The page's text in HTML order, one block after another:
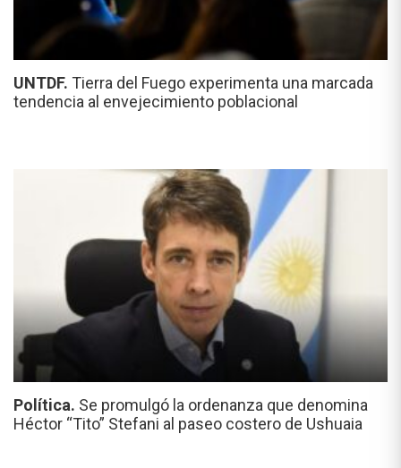
UNTDF. Tierra del Fuego experimenta una marcada
tendencia al envejecimiento poblacional
Política. Se promulgó la ordenanza que denomina
Héctor “Tito” Stefani al paseo costero de Ushuaia